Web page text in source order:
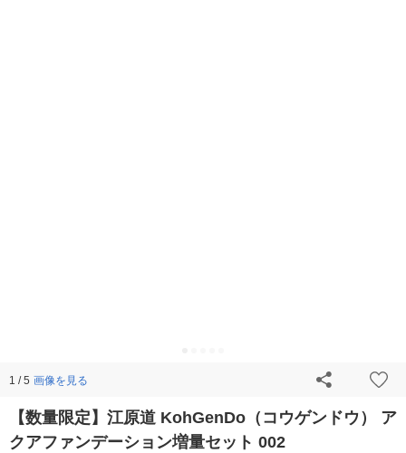
1 / 5 画像を見る
【数量限定】江原道 KohGenDo（コウゲンドウ） ア
クアファンデーション増量セット 002